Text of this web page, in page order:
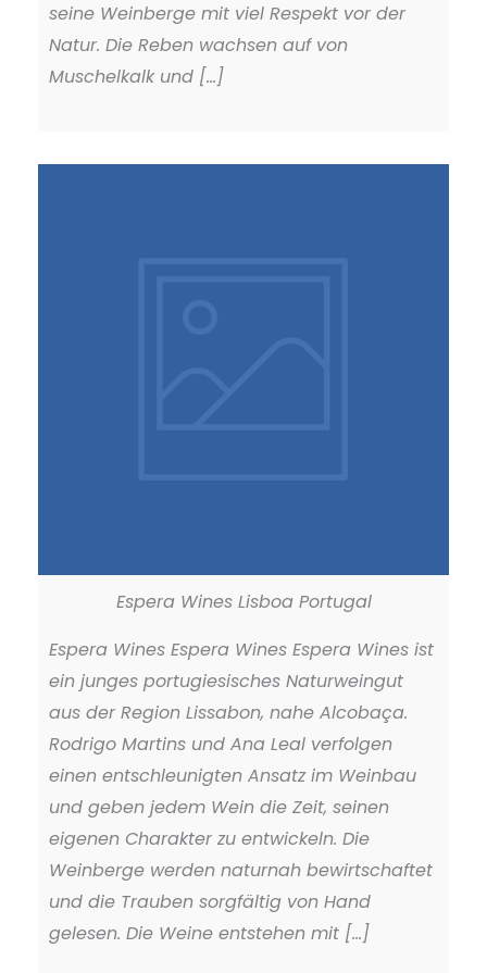
seine Weinberge mit viel Respekt vor der
Natur. Die Reben wachsen auf von
Muschelkalk und [...]
Espera Wines Lisboa Portugal
Espera Wines Espera Wines Espera Wines ist
ein junges portugiesisches Naturweingut
aus der Region Lissabon, nahe Alcobaça.
Rodrigo Martins und Ana Leal verfolgen
einen entschleunigten Ansatz im Weinbau
und geben jedem Wein die Zeit, seinen
eigenen Charakter zu entwickeln. Die
Weinberge werden naturnah bewirtschaftet
und die Trauben sorgfältig von Hand
gelesen. Die Weine entstehen mit [...]